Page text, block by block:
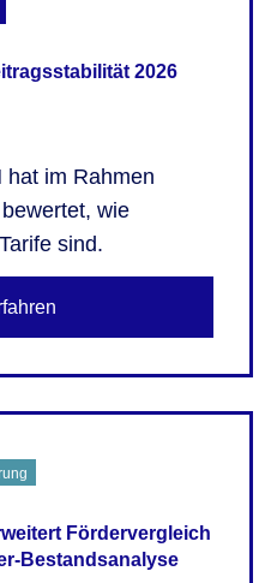
2026
hat im Rahmen
wie
sind.
Fördervergleich
Bestandsanalyse